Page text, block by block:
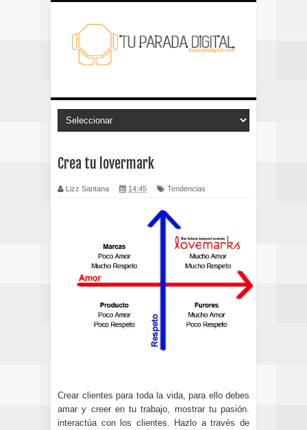
Crea tu lovermark
Lizz Santana 14:45 Tendencias
Crear clientes para toda la vida, para ello debes
amar y creer en tu trabajo, mostrar tu pasión.
interactúa con los clientes. Hazlo a través de